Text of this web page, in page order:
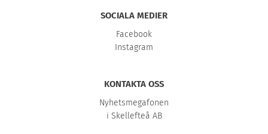
SOCIALA MEDIER
Facebook
Instagram
KONTAKTA OSS
Nyhetsmegafonen
i Skellefteå AB